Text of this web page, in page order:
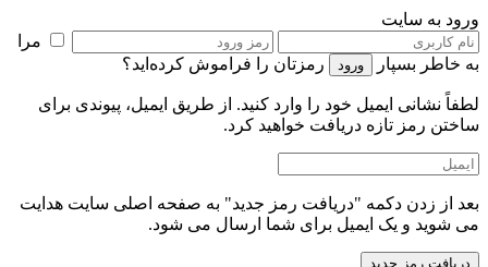
ورود به سایت
مرا
به خاطر بسپار
رمزتان را فراموش کرده‌اید؟
لطفاً نشانی ایمیل خود را‌ وارد کنید. از طریق ایمیل، پیوندی برای
ساختن رمز تازه دریافت خواهید کرد.
بعد از زدن دکمه "دریافت رمز جدید" به صفحه اصلی سایت هدایت
می شوید و یک ایمیل برای شما ارسال می شود.